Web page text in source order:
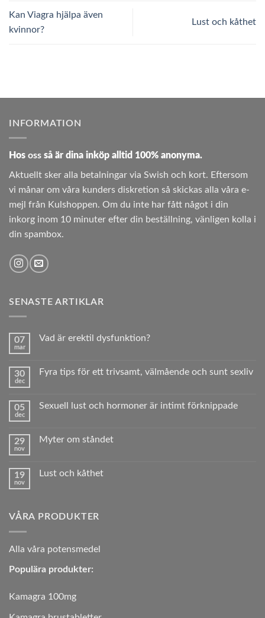
Kan Viagra hjälpa även
kvinnor?
Lust och kåthet
INFORMATION
Hos oss så är dina inköp alltid 100% anonyma.
Aktuellt sker alla betalningar via Swish och kort. Eftersom
vi månar om våra kunders diskretion så skickas alla våra e-
mejl från Kulshoppen. Om du inte har fått något i din
inkorg inom 10 minuter efter din beställning, vänligen kolla i
din spambox.
SENASTE ARTIKLAR
07
mar
Vad är erektil dysfunktion?
Vad
30
dec
Fyra tips för ett trivsamt, välmående och sunt sexliv
Fyra
trivsamt,
välmående
05
dec
Sexuell lust och hormoner är intimt förknippade
Sexuell
är
29
nov
Myter om ståndet
Myter
19
nov
Lust och kåthet
och
VÅRA PRODUKTER
A lla våra potensmedel
Populära produkter:
Kamagra 100mg